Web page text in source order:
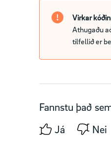
Virkar
Athugaðu
tilfellið er
Fannstu það
Já
Nei